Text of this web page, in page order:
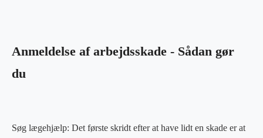
Anmeldelse af arbejdsskade - Sådan gør
du
Søg lægehjælp: Det første skridt efter at have lidt en skade er at